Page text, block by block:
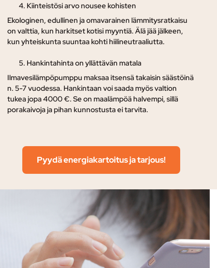
Kiinteistösi arvo nousee kohisten
Ekologinen, edullinen ja omavarainen lämmitysratkaisu
on valttia, kun harkitset kotisi myyntiä. Älä jää jälkeen,
kun yhteiskunta suuntaa kohti hiilineutraaliutta.
Hankintahinta on yllättävän matala
Ilmavesilämpöpumppu maksaa itsensä takaisin säästöinä
n. 5-7 vuodessa. Hankintaan voi saada myös valtion
tukea jopa 4000 €. Se on maalämpöä halvempi, sillä
porakaivoja ja pihan kunnostusta ei tarvita.
Pyydä energiakartoitus ja tarjous!